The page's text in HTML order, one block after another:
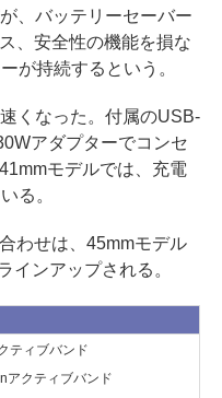
、バッテリーセーバー
、安全性の機能を損な
が持続するという。
くなった。付属のUSB-
アダプターでコンセ
モデルでは、充電
る。
わせは、45mmモデル
インアップされる。
ティブバンド
アクティブバンド